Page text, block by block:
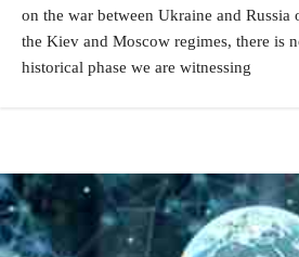
on the war between Ukraine and Russia
the Kiev and Moscow regimes, there is
historical phase we are witnessing